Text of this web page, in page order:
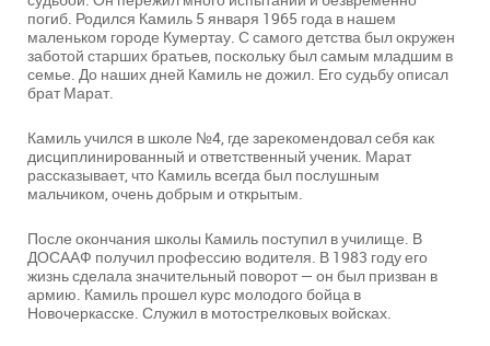
погиб. Родился Камиль 5 января 1965 года в нашем
маленьком городе Кумертау. С самого детства был окружен
заботой старших братьев, поскольку был самым младшим в
семье. До наших дней Камиль не дожил. Его судьбу описал
брат Марат.
Камиль учился в школе №4, где зарекомендовал себя как
дисциплинированный и ответственный ученик. Марат
рассказывает, что Камиль всегда был послушным
мальчиком, очень добрым и открытым.
После окончания школы Камиль поступил в училище. В
ДОСААФ получил профессию водителя. В 1983 году его
жизнь сделала значительный поворот — он был призван в
армию. Камиль прошел курс молодого бойца в
Новочеркасске. Служил в мотострелковых войсках.